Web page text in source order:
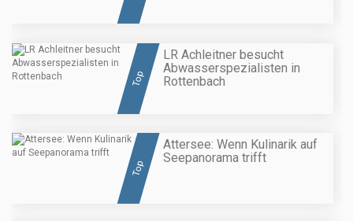
Top
LR Achleitner besucht
Abwasserspezialisten in
Rottenbach
Top
Attersee: Wenn Kulinarik auf
Seepanorama trifft